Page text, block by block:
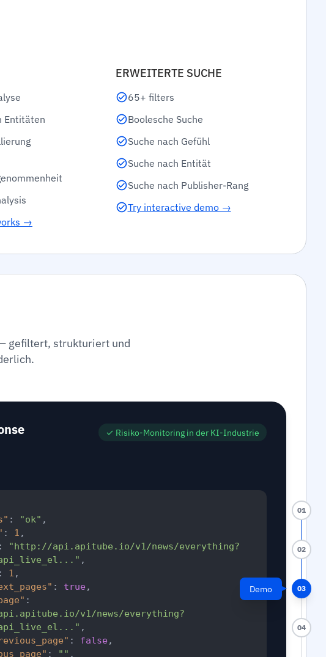
01
02
03
Demo
04
Entitäten
→
ERWEITERTE SUCHE
65+ filters
Boolesche Suche
Suche nach Gefühl
Suche nach Entität
Suche nach Publisher-Rang
Try interactive demo →
gefiltert, strukturiert und
✓ Risiko-Monitoring in der KI-Industrie
: "ok" ,
: 1 ,
:
"http://api.apitube.io/v1/news/everything?
,
: 1 ,
: true ,
:
v1/news/everything?
,
: false ,
: "" ,